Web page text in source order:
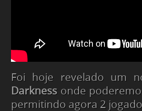
Foi hoje revelado um
Darknessonde
permitindo agora 2